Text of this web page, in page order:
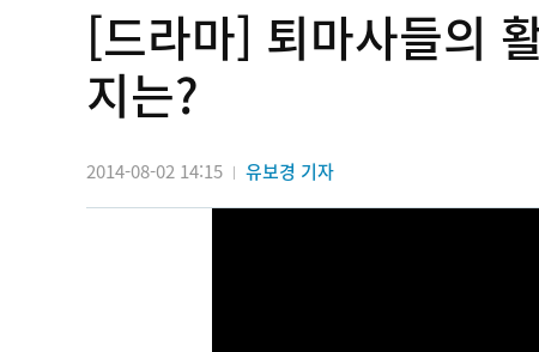
[드라마] 퇴마사들의
지는?
2014-08-02 14:15 | 유보경 기자